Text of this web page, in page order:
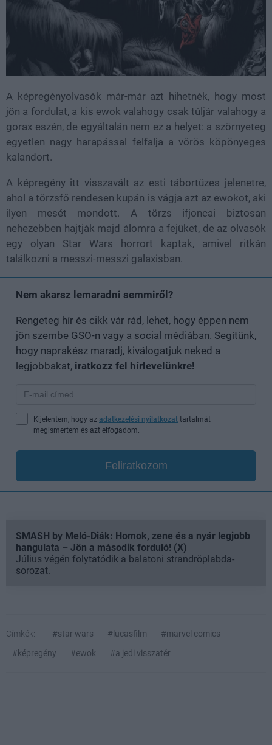
A képregényolvasók már-már azt hihetnék, hogy most
jön a fordulat, a kis ewok valahogy csak túljár valahogy a
gorax eszén, de egyáltalán nem ez a helyet: a szörnyeteg
egyetlen nagy harapással felfalja a vörös köpönyeges
kalandort.
A képregény itt visszavált az esti tábortüzes jelenetre,
ahol a törzsfő rendesen kupán is vágja azt az ewokot, aki
ilyen mesét mondott. A törzs ifjoncai biztosan
nehezebben hajtják majd álomra a fejüket, de az olvasók
egy olyan Star Wars horrort kaptak, amivel ritkán
találkozni a messzi-messzi galaxisban.
Nem akarsz lemaradni semmiről?
Rengeteg hír és cikk vár rád, lehet, hogy éppen nem
jön szembe GSO-n vagy a social médiában. Segítünk,
hogy naprakész maradj, kiválogatjuk neked a
legjobbakat, iratkozz fel hírlevelünkre!
Kijelentem, hogy az adatkezelési nyilatkozat tartalmát
megismertem és azt elfogadom.
Feliratkozom
SMASH by Meló-Diák: Homok, zene és a nyár legjobb
hangulata – Jön a második forduló! (X)
Július végén folytatódik a balatoni strandröplabda-
sorozat.
Címkék: #star wars #lucasfilm
#marvel comics
#képregény
#ewok #a jedi visszatér